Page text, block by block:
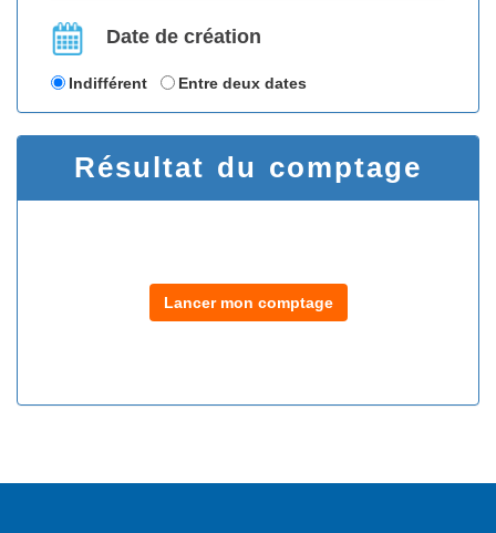
Date de création
Indifférent Entre deux dates
Résultat du comptage
Lancer mon comptage